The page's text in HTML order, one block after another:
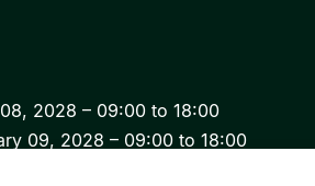
2028 – 09:00 to 18:00
09, 2028 – 09:00 to 18:00